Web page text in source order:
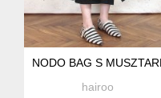
NODO BAG S
hairoo